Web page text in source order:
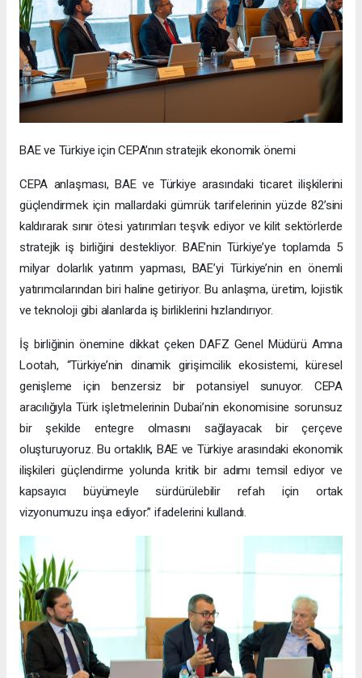
BAE ve Türkiye için CEPA’nın stratejik ekonomik önemi
CEPA anlaşması, BAE ve Türkiye arasındaki ticaret ilişkilerini
güçlendirmek için mallardaki gümrük tarifelerinin yüzde 82’sini
kaldırarak sınır ötesi yatırımları teşvik ediyor ve kilit sektörlerde
stratejik iş birliğini destekliyor. BAE’nin Türkiye’ye toplamda 5
milyar dolarlık yatırım yapması, BAE’yi Türkiye’nin en önemli
yatırımcılarından biri haline getiriyor. Bu anlaşma, üretim, lojistik
ve teknoloji gibi alanlarda iş birliklerini hızlandırıyor.
İş birliğinin önemine dikkat çeken DAFZ Genel Müdürü Amna
Lootah, “Türkiye’nin dinamik girişimcilik ekosistemi, küresel
genişleme için benzersiz bir potansiyel sunuyor. CEPA
aracılığıyla Türk işletmelerinin Dubai’nin ekonomisine sorunsuz
bir şekilde entegre olmasını sağlayacak bir çerçeve
oluşturuyoruz. Bu ortaklık, BAE ve Türkiye arasındaki ekonomik
ilişkileri güçlendirme yolunda kritik bir adımı temsil ediyor ve
kapsayıcı büyümeyle sürdürülebilir refah için ortak
vizyonumuzu inşa ediyor.” ifadelerini kullandı.